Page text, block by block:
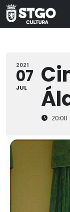
2021
07
JUL
20:00